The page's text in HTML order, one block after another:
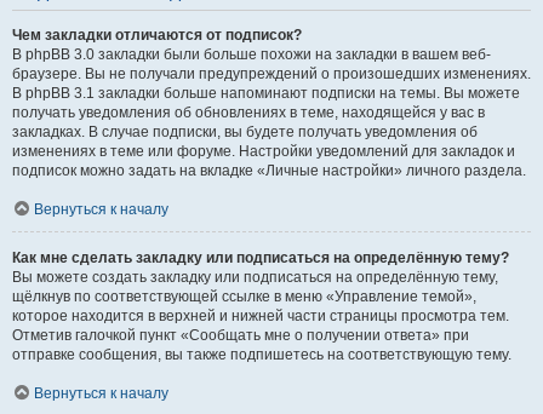
Чем закладки отличаются от подписок?
В phpBB 3.0 закладки были больше похожи на закладки в вашем веб-
браузере. Вы не получали предупреждений о произошедших изменениях.
В phpBB 3.1 закладки больше напоминают подписки на темы. Вы можете
получать уведомления об обновлениях в теме, находящейся у вас в
закладках. В случае подписки, вы будете получать уведомления об
изменениях в теме или форуме. Настройки уведомлений для закладок и
подписок можно задать на вкладке «Личные настройки» личного раздела.
Вернуться к началу
Как мне сделать закладку или подписаться на определённую тему?
Вы можете создать закладку или подписаться на определённую тему,
щёлкнув по соответствующей ссылке в меню «Управление темой»,
которое находится в верхней и нижней части страницы просмотра тем.
Отметив галочкой пункт «Сообщать мне о получении ответа» при
отправке сообщения, вы также подпишетесь на соответствующую тему.
Вернуться к началу